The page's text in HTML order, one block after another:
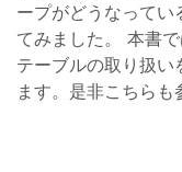
ープがどうなって
てみました。 本書
テーブルの取り扱い
ます。是非こちらも